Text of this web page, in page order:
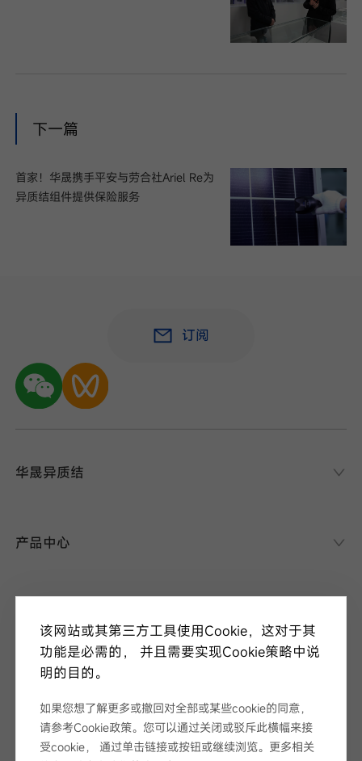
下一篇
首家！华晟携手平安与劳合社Ariel Re为
异质结组件提供保险服务
订阅
华晟异质结
产品中心
异质结组件
项目案例
走进华晟
研发实力
华晟荣誉
视频
新闻中心
新闻资讯
展会论坛
服务支持
该网站或其第三方工具使用Cookie，这对于其
功能是必需的， 并且需要实现Cookie策略中说
明的目的。
如果您想了解更多或撤回对全部或某些cookie的同意，
请参考Cookie政策。您可以通过关闭或驳斥此横幅来接
受cookie， 通过单击链接或按钮或继续浏览。更多相关